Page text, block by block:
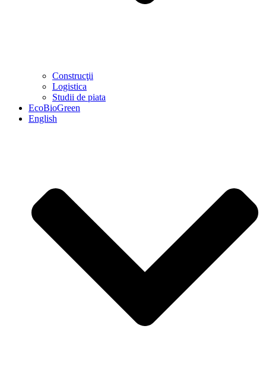
Construcţii
Logistica
Studii de piata
EcoBioGreen
English